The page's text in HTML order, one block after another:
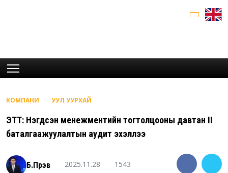
КОМПАНИ УУЛ УУРХАЙ
ЭТТ: Нэгдсэн менежментийн тогтолцооны давтан II
баталгаажуулалтын аудит эхэллээ
Б.Пүрэв 2025.11.28 1543